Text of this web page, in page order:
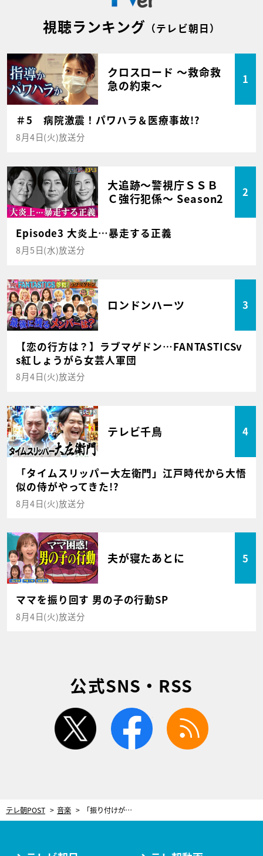
視聴ランキング （テレビ朝日）
クロスロード ～救命救
急の約束～
1
＃5 病院激震！パワハラ＆医療事故!?
8月4日(火)放送分
大追跡～警視庁ＳＳＢ
Ｃ強行犯係～ Season2
2
Episode3 大炎上…暴走する正義
8月5日(水)放送分
ロンドンハーツ 3
【恋の行方は？】ラブマゲドン…FANTASTICSv
s紅しょうがら女芸人軍団
8月4日(火)放送分
テレビ千鳥 4
「タイムスリッパー大左衛門」江戸時代から大悟
似の侍がやってきた!?
8月4日(火)放送分
夫が寝たあとに 5
ママを振り回す 男の子の行動SP
8月4日(火)放送分
公式SNS・RSS
twitter facebook
テレ朝POST 音楽 「振り付けがカッコイイ！ジャニーズダンス曲ランキング」を発表！Travis Japanが上位3曲をパフォーマンス